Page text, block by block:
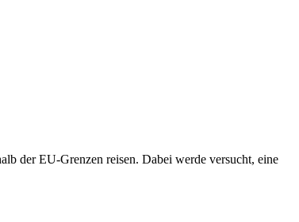
der EU-Grenzen reisen. Dabei werde versucht, eine